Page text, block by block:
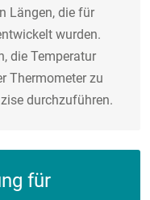
Längen, die für
wurden.
die Temperatur
Thermometer zu
durchzuführen.
für